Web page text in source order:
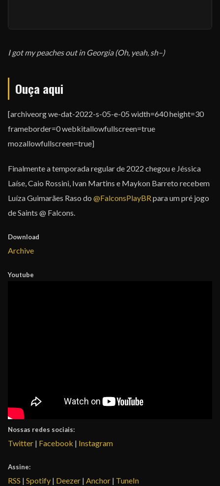
I got my peaches out in Georgia (Oh, yeah, sh–)
Ouça aqui
[archiveorg we-dat-2022-s-05-e-05 width=640 height=30
frameborder=0 webkitallowfullscreen=true
mozallowfullscreen=true]
Finalmente a temporada regular de 2022 chegou e Jéssica
Laíse, Caio Rossini, Ivan Martins e Maykon Barreto recebem
Luíza Guimarães Raso do @FalconsPlayBRpara um pré jogo
de Saints @ Falcons.
Download
Archive
Youtube
Nossas redes sociais:
Twitter | Facebook | Instagram
Assine:
RSS | Spotify | Deezer | Anchor | TuneIn